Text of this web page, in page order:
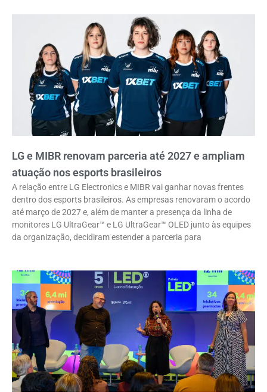
LG e MIBR renovam parceria até 2027 e ampliam
atuação nos esports brasileiros
A relação entre LG Electronics e MIBR vai ganhar novas frentes
dentro dos esports brasileiros. As empresas renovaram o acordo
até março de 2027 e, além de manter a presença da linha de
monitores LG UltraGear™ e LG UltraGear™ OLED junto às equipes
da organização, decidiram estender a parceria para